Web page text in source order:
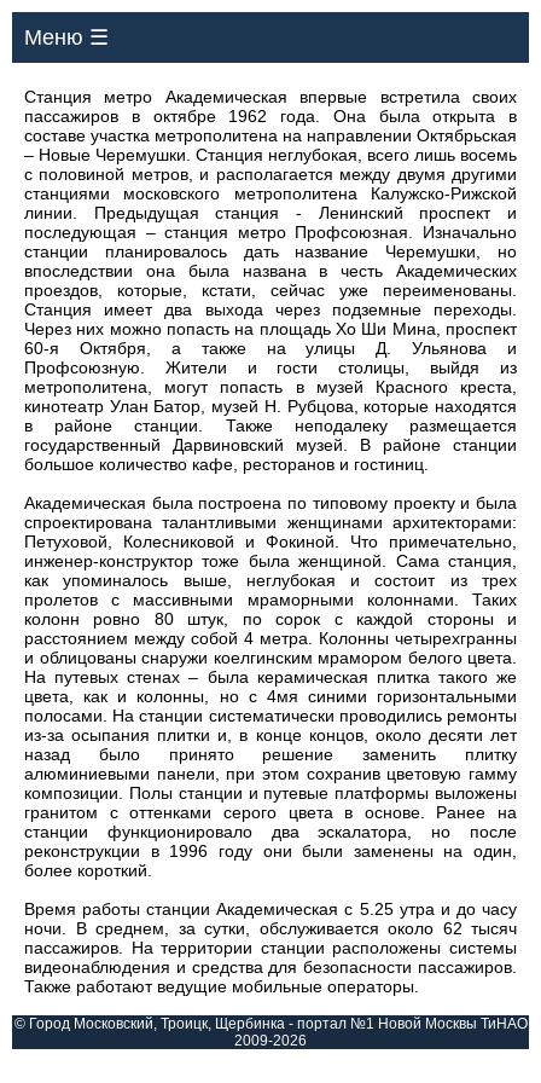
Меню ☰
Станция метро Академическая впервые встретила своих
пассажиров в октябре 1962 года. Она была открыта в
составе участка метрополитена на направлении Октябрьская
– Новые Черемушки. Станция неглубокая, всего лишь восемь
с половиной метров, и располагается между двумя другими
станциями московского метрополитена Калужско-Рижской
линии. Предыдущая станция - Ленинский проспект и
последующая – станция метро Профсоюзная. Изначально
станции планировалось дать название Черемушки, но
впоследствии она была названа в честь Академических
проездов, которые, кстати, сейчас уже переименованы.
Станция имеет два выхода через подземные переходы.
Через них можно попасть на площадь Хо Ши Мина, проспект
60-я Октября, а также на улицы Д. Ульянова и
Профсоюзную. Жители и гости столицы, выйдя из
метрополитена, могут попасть в музей Красного креста,
кинотеатр Улан Батор, музей Н. Рубцова, которые находятся
в районе станции. Также неподалеку размещается
государственный Дарвиновский музей. В районе станции
большое количество кафе, ресторанов и гостиниц.
Академическая была построена по типовому проекту и была
спроектирована талантливыми женщинами архитекторами:
Петуховой, Колесниковой и Фокиной. Что примечательно,
инженер-конструктор тоже была женщиной. Сама станция,
как упоминалось выше, неглубокая и состоит из трех
пролетов с массивными мраморными колоннами. Таких
колонн ровно 80 штук, по сорок с каждой стороны и
расстоянием между собой 4 метра. Колонны четырехгранны
и облицованы снаружи коелгинским мрамором белого цвета.
На путевых стенах – была керамическая плитка такого же
цвета, как и колонны, но с 4мя синими горизонтальными
полосами. На станции систематически проводились ремонты
из-за осыпания плитки и, в конце концов, около десяти лет
назад было принято решение заменить плитку
алюминиевыми панели, при этом сохранив цветовую гамму
композиции. Полы станции и путевые платформы выложены
гранитом с оттенками серого цвета в основе. Ранее на
станции функционировало два эскалатора, но после
реконструкции в 1996 году они были заменены на один,
более короткий.
Время работы станции Академическая с 5.25 утра и до часу
ночи. В среднем, за сутки, обслуживается около 62 тысяч
пассажиров. На территории станции расположены системы
видеонаблюдения и средства для безопасности пассажиров.
Также работают ведущие мобильные операторы.
© Город Московский, Троицк, Щербинка - портал №1 Новой Москвы ТиНАО
2009-2026